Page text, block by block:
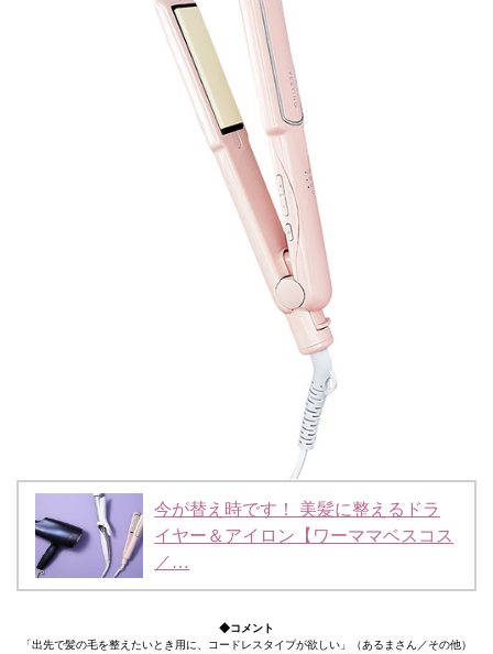
今が替え時です！ 美髪に整えるドラ
イヤー＆アイロン【ワーママベスコス
／…
◆コメント
「出先で髪の毛を整えたいとき用に、コードレスタイプが欲しい」（あるまさん／その他）